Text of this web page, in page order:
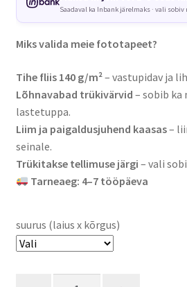
through
€97.00
Saadaval ka Inbank järelmaks · vali
Miks valida meie fototapeet?
Tihe fliis 140 g/m²– vastupidav ja
Lõhnavabad trükivärvid – sobib ka
lastetuppa.
Liim ja paigaldusjuhend kaasas–
seinale.
Trükitakse tellimuse järgi – vali
Tarneaeg: 4–7 tööpäeva
suurus (laius x kõrgus)